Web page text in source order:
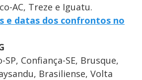
AC, Treze e Iguatu.
e datas dos confrontos no
Confiança-SE, Brusque,
Brasiliense, Volta